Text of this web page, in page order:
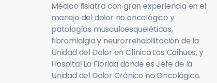
Médico fisiatra con gran experiencia en el
manejo del dolor no oncológico y
patologías musculoesqueléticas,
fibromialgia y neurorrehabilitación de la
Unidad del Dolor en Clínica Los Coihues, y
Hospital La Florida donde es Jefe de la
Unidad del Dolor Crónico no Oncológico.